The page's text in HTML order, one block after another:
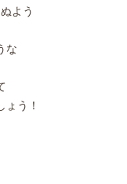
よう
な
ょう！